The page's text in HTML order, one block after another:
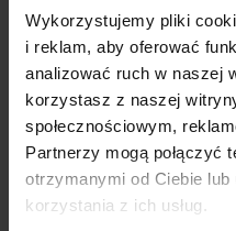
Wykorzystujemy pliki
i reklam, aby oferować
analizować ruch w naszej
korzystasz z naszej
społecznościowym,
Partnerzy mogą połączyć
otrzymanymi od Ciebie
korzystania z ich usług.